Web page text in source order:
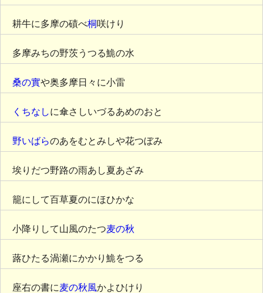
耕牛に多摩の磧べ桐咲けり
多摩みちの野茨うつる鮠の水
桑の實や奥多摩日々に小雷
くちなしに傘さしいづるあめのおと
野いばらのあをむとみしや花つぼみ
埃りだつ野路の雨あし夏あざみ
籠にして百草夏のにほひかな
小降りして山風のたつ麦の秋
蕗ひたる渦瀬にかかり鮠をつる
座右の書に麦の秋風かよひけり